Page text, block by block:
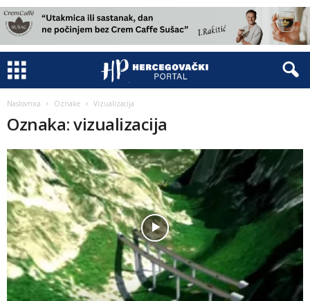
Naslovnica Oznake Vizualizacija
Oznaka: vizualizacija